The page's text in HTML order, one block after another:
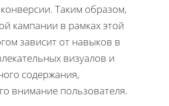
конверсии. Таким образом,
кампании в рамках этой
зависит от навыков в
визуалов и
содержания,
внимание пользователя.